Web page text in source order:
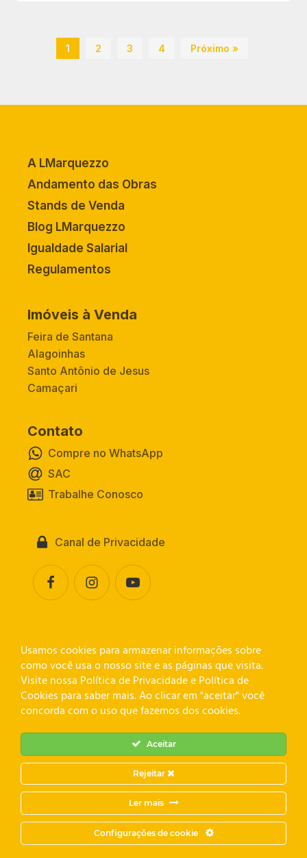
1 2 3 4 Próximo »
A LMarquezzo
Andamento das Obras
Stands de Venda
Blog LMarquezzo
Igualdade Salarial
Regulamentos
Imóveis à Venda
Feira de Santana
Alagoinhas
Santo Antônio de Jesus
Camaçari
Contato
Compre no WhatsApp
SAC
Trabalhe Conosco
Canal de Privacidade
LTDA. CNPJ: 02.535.568/0001-32
Usamos cookies para armazenar informações sobre
como você usa o nosso site e as páginas que visita.
Visite nossa Política de Privacidade e Política de
Cookies para saber mais. Ao clicar em "aceitar" você
concorda com o uso que fazemos dos cookies.
Aceitar
Rejeitar
Ler mais
Configurações de cookie